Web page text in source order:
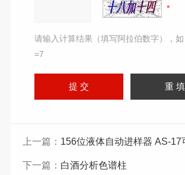
请输入计算结果（填写阿拉伯数字），
=7
上一篇： 156位液体自动进样器 AS-17可
下一篇： 白酒分析色谱柱